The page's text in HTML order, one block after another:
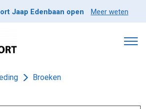
Jaap Edenbaan open Meer weten
Broeken